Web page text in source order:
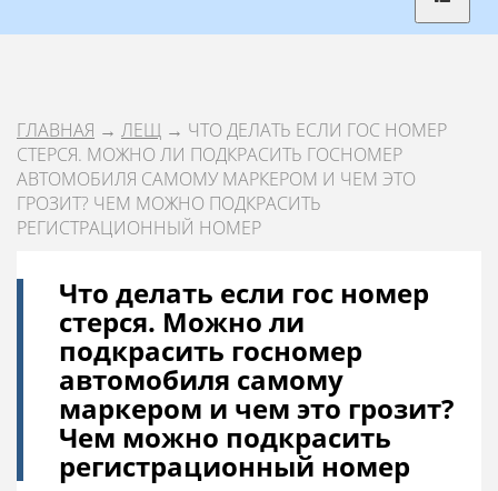
ГЛАВНАЯ → ЛЕЩ → ЧТО ДЕЛАТЬ ЕСЛИ ГОС НОМЕР
СТЕРСЯ. МОЖНО ЛИ ПОДКРАСИТЬ ГОСНОМЕР
АВТОМОБИЛЯ САМОМУ МАРКЕРОМ И ЧЕМ ЭТО
ГРОЗИТ? ЧЕМ МОЖНО ПОДКРАСИТЬ
РЕГИСТРАЦИОННЫЙ НОМЕР
Что делать если гос номер
стерся. Можно ли
подкрасить госномер
автомобиля самому
маркером и чем это грозит?
Чем можно подкрасить
регистрационный номер